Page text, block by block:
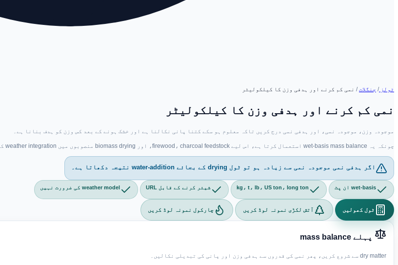
ٹولز/ جنگلات / نمی کم کرنے اور ہدفی وزن کا کیلکولیٹر
نمی کم کرنے اور ہدفی وزن کا کیلکولیٹر
موجودہ وزن، موجودہ نمی، اور ہدفی نمی درج کریں تاکہ معلوم ہو سکے کتنا پانی نکالنا ہے اور خشک ہونے کے بعد کس وزن کو ہدف بنانا ہے۔
چونکہ یہ wet-basis mass balance استعمال کرتا ہے، اس لیے firewood، charcoal feedstock، اور biomass drying منصوبوں میں weather integration کے بغیر بھی کارآمد ہے۔
اگر ہدفی نمی موجودہ نمی سے زیادہ ہو تو ٹول drying کے بجائے water-addition نتیجہ دکھاتا ہے۔
wet-basis ان پٹ kg، t، lb، US ton، long ton شیئر کرنے کے قابل URL weather model کی ضرورت نہیں
ٹول کھولیں آتش لکڑی نمونہ لوڈ کریں چارکول نمونہ لوڈ کریں
پہلے mass balance
dry matter سے شروع کریں، پھر نمی کی قدروں سے ہدفی وزن اور پانی کی تبدیلی نکالیں۔